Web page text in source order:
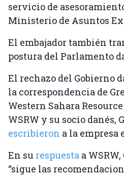
servicio de
Ministerio de Asuntos
El embajador también
postura del Parlamento
El rechazo del Gobierno
la correspondencia de
Western Sahara
WSRW y su socio danés,
escribieron a la empresa
En su respuesta a
“sigue las